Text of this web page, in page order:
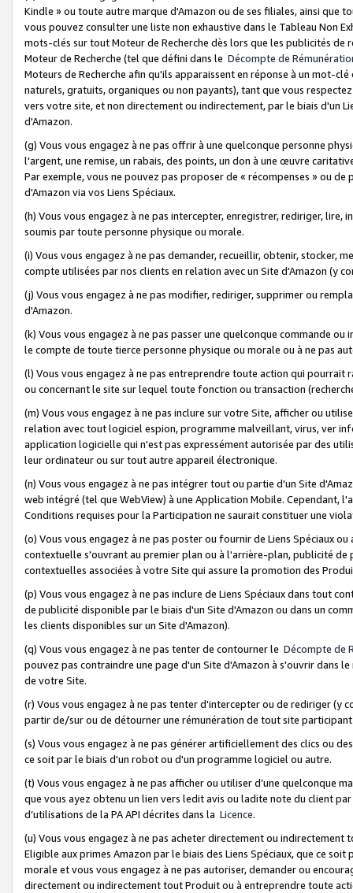
Kindle » ou toute autre marque d'Amazon ou de ses filiales, ainsi que
vous pouvez consulter une liste non exhaustive dans le Tableau Non
mots-clés sur tout Moteur de Recherche dès lors que les publicités de
Moteur de Recherche (tel que défini dans le Décompte de
Moteurs de Recherche afin qu'ils apparaissent en réponse à un mot-
naturels, gratuits, organiques ou non payants), tant que vous
vers votre site, et non directement ou indirectement, par le biais d'un
d'Amazon.
(g) Vous vous engagez à ne pas offrir à une quelconque personne
l'argent, une remise, un rabais, des points, un don à une œuvre
Par exemple, vous ne pouvez pas proposer de « récompenses » ou
d'Amazon via vos Liens Spéciaux.
(h) Vous vous engagez à ne pas intercepter, enregistrer, rediriger,
soumis par toute personne physique ou morale.
(i) Vous vous engagez à ne pas demander, recueillir, obtenir, stocker,
compte utilisées par nos clients en relation avec un Site d'Amazon (y
(j) Vous vous engagez à ne pas modifier, rediriger, supprimer ou
d'Amazon.
(k) Vous vous engagez à ne pas passer une quelconque commande
le compte de toute tierce personne physique ou morale ou à ne pas
(l) Vous vous engagez à ne pas entreprendre toute action qui
ou concernant le site sur lequel toute fonction ou transaction
(m) Vous vous engagez à ne pas inclure sur votre Site, afficher ou
relation avec tout logiciel espion, programme malveillant, virus, ver
application logicielle qui n'est pas expressément autorisée par des
leur ordinateur ou sur tout autre appareil électronique.
(n) Vous vous engagez à ne pas intégrer tout ou partie d'un Site
web intégré (tel que WebView) à une Application Mobile. Cependant,
Conditions requises pour la Participation ne saurait constituer une
(o) Vous vous engagez à ne pas poster ou fournir de Liens Spéciaux
contextuelle s'ouvrant au premier plan ou à l'arrière-plan, publicité
contextuelles associées à votre Site qui assure la promotion des
(p) Vous vous engagez à ne pas inclure de Liens Spéciaux dans tout
de publicité disponible par le biais d'un Site d'Amazon ou dans un
les clients disponibles sur un Site d'Amazon).
(q) Vous vous engagez à ne pas tenter de contourner le Décompte de
pouvez pas contraindre une page d'un Site d'Amazon à s'ouvrir dans
de votre Site.
(r) Vous vous engagez à ne pas tenter d'intercepter ou de rediriger
partir de/sur ou de détourner une rémunération de tout site
(s) Vous vous engagez à ne pas générer artificiellement des clics ou
ce soit par le biais d'un robot ou d'un programme logiciel ou autre.
(t) Vous vous engagez à ne pas afficher ou utiliser d’une quelconque
que vous ayez obtenu un lien vers ledit avis ou ladite note du client
d’utilisations de la PA API décrites dans la Licence.
(u) Vous vous engagez à ne pas acheter directement ou
Eligible aux primes Amazon par le biais des Liens Spéciaux, que ce
morale et vous vous engagez à ne pas autoriser, demander ou
directement ou indirectement tout Produit ou à entreprendre toute